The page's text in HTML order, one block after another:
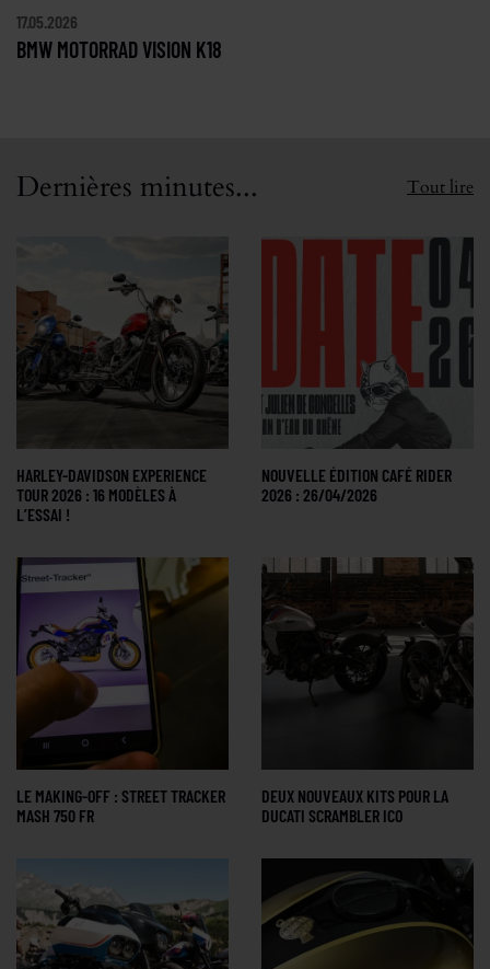
17.05.2026
BMW MOTORRAD VISION K18
Dernières minutes... Tout lire
HARLEY-DAVIDSON EXPERIENCE
TOUR 2026 : 16 MODÈLES À
L’ESSAI !
NOUVELLE ÉDITION CAFÉ RIDER
2026 : 26/04/2026
LE MAKING-OFF : STREET TRACKER
MASH 750 FR
DEUX NOUVEAUX KITS POUR LA
DUCATI SCRAMBLER ICO